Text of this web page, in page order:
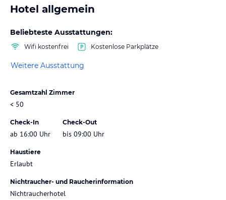
Hotel allgemein
Beliebteste Ausstattungen:
Wifi kostenfrei Kostenlose Parkplätze
Weitere Ausstattung
Gesamtzahl Zimmer
< 50
Check-In
ab 16:00 Uhr
Check-Out
bis 09:00 Uhr
Haustiere
Erlaubt
Nichtraucher- und Raucherinformation
Nichtraucherhotel